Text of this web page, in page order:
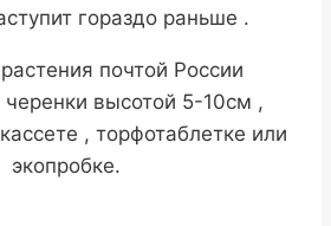
гораздо раньше .
почтой России
высотой 5-10см ,
, торфотаблетке или
экопробке.